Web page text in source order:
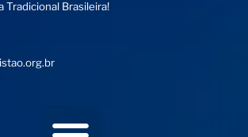
Tradicional Brasileira!